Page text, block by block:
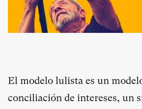
El modelo lulista es un
conciliación de intereses, un